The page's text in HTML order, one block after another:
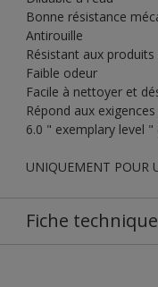
Bonne résistance
Antirouille
Résistant aux
Faible odeur
Facile à nettoyer et
Répond aux
6.0 " exemplary level
UNIQUEMENT POUR
Fiche